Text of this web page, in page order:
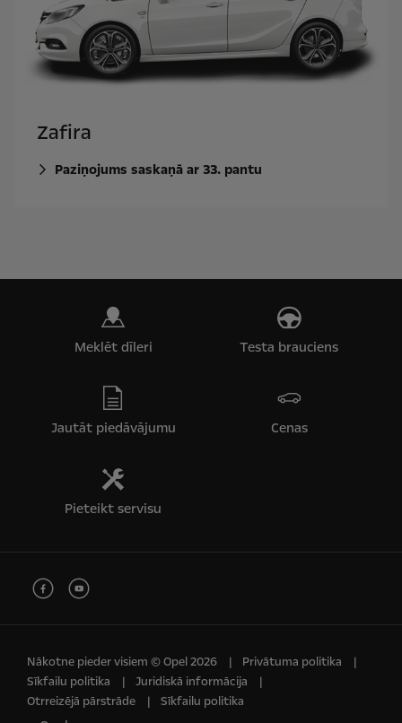
Zafira
Paziņojums saskaņā ar 33. pantu
Meklēt dīleri Testa brauciens
Jautāt piedāvājumu Cenas
Pieteikt servisu
Nākotne pieder visiem © Opel 2026
Privātuma politika
Sīkfailu politika
Juridiskā informācija
Otrreizējā pārstrāde
Sīkfailu politika